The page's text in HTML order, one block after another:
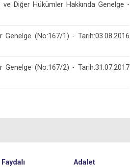
Diğer Hükümler Hakkında Genelge -
Genelge (No:167/1) - Tarih:03.08.2016
Genelge (No:167/2) - Tarih:31.07.2017
Faydalı
Adalet